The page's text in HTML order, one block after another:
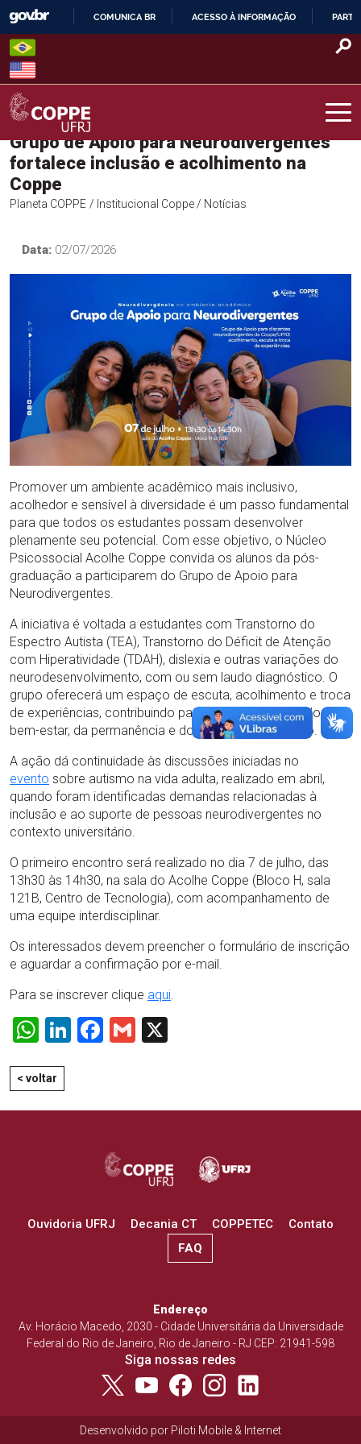
Skip
content
O
COMUNICA BR ACESSO À INFORMAÇÃO
COPPE – UFRJ
Grupo de Apoio para Neurodivergentes
fortalece inclusão e acolhimento na
Coppe
Planeta COPPE / Institucional Coppe / Notícias
Data: 02/07/2026
Promover um ambiente acadêmico mais inclusivo,
acolhedor e sensível à diversidade é um passo fundamental
para que todos os estudantes possam desenvolver
plenamente seu potencial. Com esse objetivo, o Núcleo
Psicossocial Acolhe Coppe convida os alunos da pós-
graduação a participarem do Grupo de Apoio para
Neurodivergentes.
A iniciativa é voltada a estudantes com Transtorno do
Espectro Autista (TEA), Transtorno do Déficit de Atenção
com Hiperatividade (TDAH), dislexia e outras variações do
neurodesenvolvimento, com ou sem laudo diagnóstico. O
grupo oferecerá um espaço de escuta, acolhimento e troca
de experiências, contribuindo para o fortalecimento do
bem-estar, da permanência e do sucesso acadêmico.
A ação dá continuidade às discussões iniciadas no
evento sobre autismo na vida adulta, realizado em abril,
quando foram identificadas demandas relacionadas à
inclusão e ao suporte de pessoas neurodivergentes no
contexto universitário.
O primeiro encontro será realizado no dia 7 de julho, das
13h30 às 14h30, na sala do Acolhe Coppe (Bloco H, sala
121B, Centro de Tecnologia), com acompanhamento de
uma equipe interdisciplinar.
Os interessados devem preencher o formulário de inscrição
e aguardar a confirmação por e-mail.
Para se inscrever clique aqui.
WhatsApp
LinkedIn
Facebook
Gmail
< voltar
Ouvidoria UFRJ Decania CT COPPETEC
Contato
FAQ
Endereço
Av. Horácio Macedo, 2030 - Cidade Universitária da Universidade
Federal do Rio de Janeiro, Rio de Janeiro - RJ CEP: 21941-598
Siga nossas redes
Desenvolvido por Piloti Mobile & Internet